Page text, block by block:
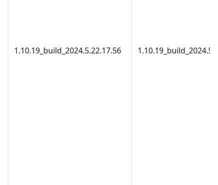
1.10.19_build_2024.5.22.17.56